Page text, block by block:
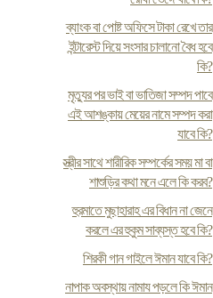
ব্যাংক বা পোষ্ট অফিসে টাকা রেখে তার
ইন্টারেস্ট দিয়ে সংসার চালানো বৈধ হবে
কি?
মৃত্যুর পর ভাই বা ভাতিজা সম্পদ পাবে
এই আশঙ্কায় মেয়ের নামে সম্পদ করা
যাবে কি?
স্ত্রীর সাথে শারীরিক সম্পর্কের সময় মা বা
শাশুড়ির কথা মনে এলে কি করব?
হুরমাতে মুছাহারাহ এর বিধান না জেনে
করলে এর হুকুম সাব্যস্ত হবে কি?
শিরকী গান গাইলে ঈমান যাবে কি?
নাপাক অবস্থায় নামায পড়লে কি ঈমান